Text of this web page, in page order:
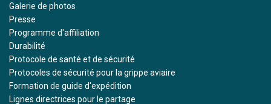
Galerie de photos
Presse
Programme d'affiliation
Durabilité
Protocole de santé et de sécurité
Protocoles de sécurité pour la grippe aviaire
Formation de guide d'expédition
Lignes directrices pour le partage